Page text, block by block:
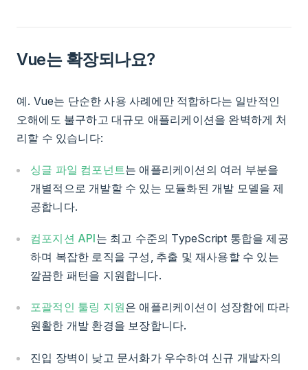
Vue는 확장되나요?
예. Vue는 단순한 사용 사례에만 적합하다는 일반적인
오해에도 불구하고 대규모 애플리케이션을 완벽하게 처
리할 수 있습니다:
싱글 파일 컴포넌트 는 애플리케이션의 여러 부분을
개별적으로 개발할 수 있는 모듈화된 개발 모델을 제
공합니다.
컴포지션 API는 최고 수준의 TypeScript 통합을 제공
하며 복잡한 로직을 구성, 추출 및 재사용할 수 있는
깔끔한 패턴을 지원합니다.
포괄적인 툴링 지원은 애플리케이션이 성장함에 따라
원활한 개발 환경을 보장합니다.
진입 장벽이 낮고 문서화가 우수하여 신규 개발자의